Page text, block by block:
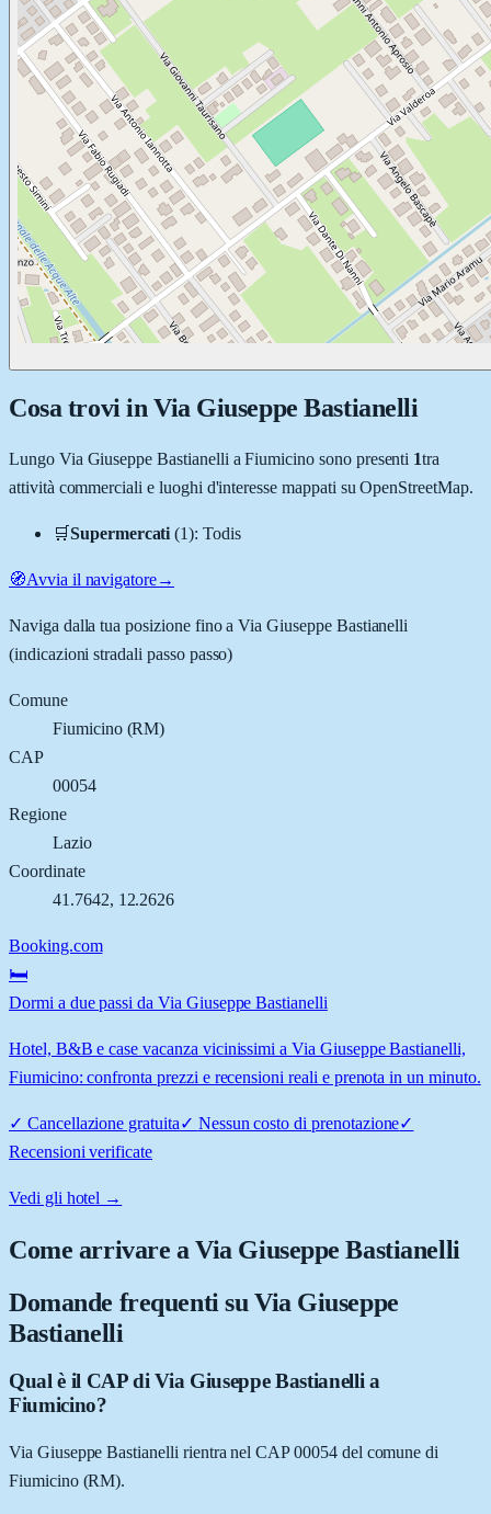
Cosa trovi in Via Giuseppe Bastianelli
Lungo Via Giuseppe Bastianelli aFiumicino sono presenti 1tra
attività commerciali e luoghi d'interesse mappati su OpenStreetMap.
🛒Supermercati (1):Todis
🧭Avvia il navigatore→
Naviga dalla tua posizione fino aVia Giuseppe Bastianelli
(indicazioni stradali passo passo)
Comune
Fiumicino(RM)
CAP
00054
Regione
Lazio
Coordinate
41.7642, 12.2626
Booking.com
🛏️
Dormi a due passi da Via Giuseppe Bastianelli
Hotel, B&B e case vacanza vicinissimi a Via Giuseppe Bastianelli,
Fiumicino: confronta prezzi e recensioni reali e prenota in un minuto.
✓ Cancellazione gratuita✓ Nessun costo di prenotazione✓
Recensioni verificate
Vedi gli hotel →
Come arrivare aVia Giuseppe Bastianelli
Domande frequenti su Via Giuseppe
Bastianelli
Qual è il CAP di Via Giuseppe Bastianelli a
Fiumicino?
Via Giuseppe Bastianelli rientra nel CAP 00054 del comune di
Fiumicino (RM).